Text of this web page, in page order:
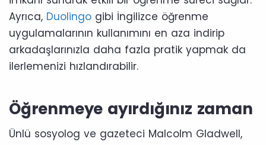
Ayrıca, Duolingo gibi İngilizce öğrenme
uygulamalarının kullanımını en aza indirip
arkadaşlarınızla daha fazla pratik yapmak da
ilerlemenizi hızlandırabilir.
Öğrenmeye ayırdığınız zaman
Ünlü sosyolog ve gazeteci Malcolm Gladwell,